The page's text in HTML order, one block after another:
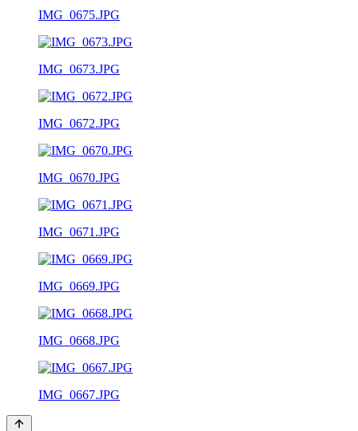
IMG_0675.JPG
IMG_0673.JPG
IMG_0672.JPG
IMG_0670.JPG
IMG_0671.JPG
IMG_0669.JPG
IMG_0668.JPG
IMG_0667.JPG